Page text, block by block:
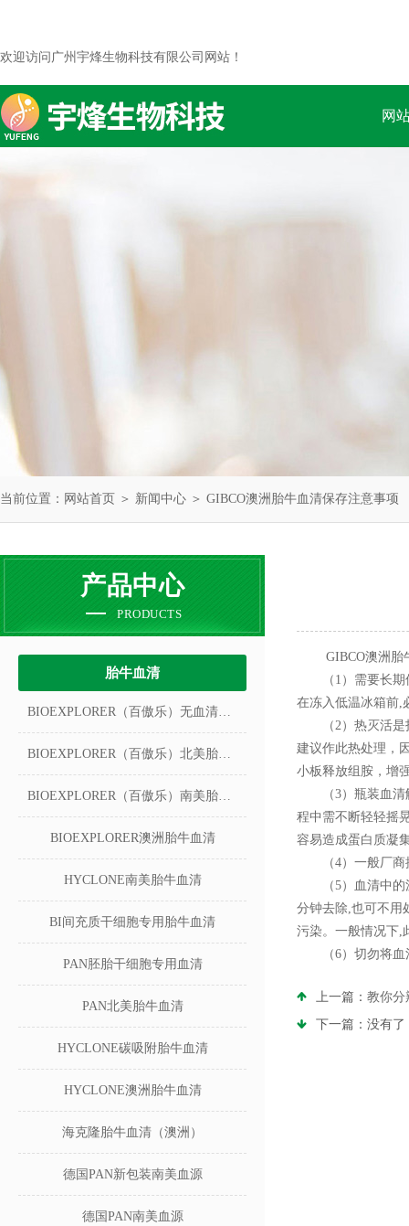
欢迎访问广州宇烽生物科技有限公司网站！
网
当前位置： 网站首页 ＞ 新闻中心 ＞ GIBCO澳洲胎牛血清保存注意事项
产品中心
PRODUCTS
胎牛血清
BIOEXPLORER（百傲乐）无血清冻存液
BIOEXPLORER（百傲乐）北美胎牛血清
BIOEXPLORER（百傲乐）南美胎牛血清
BIOEXPLORER澳洲胎牛血清
HYCLONE南美胎牛血清
BI间充质干细胞专用胎牛血清
PAN胚胎干细胞专用血清
PAN北美胎牛血清
HYCLONE碳吸附胎牛血清
HYCLONE澳洲胎牛血清
海克隆胎牛血清（澳洲）
德国PAN新包装南美血源
德国PAN南美血源
GIBCO澳洲胎
（1）需要长期保
在冻入低温冰箱前,
（2）热灭活是指
建议作此热处理，
小板释放组胺，增
（3）瓶装血清解
程中需不断轻轻摇
容易造成蛋白质凝
（4）一般厂商提
（5）血清中的沉
分钟去除,也可不用
污染。一般情况下,
（6）切勿将血清
上一篇： 教你分
下一篇：没有了